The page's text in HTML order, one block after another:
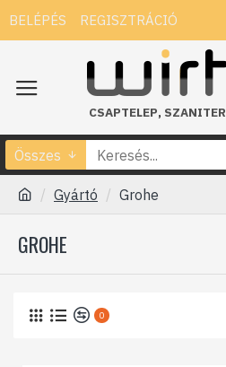
BELÉPÉS REGISZTRÁCIÓ
CSAPTELEP, SZANITER
Összes
Gyártó Grohe
GROHE
0